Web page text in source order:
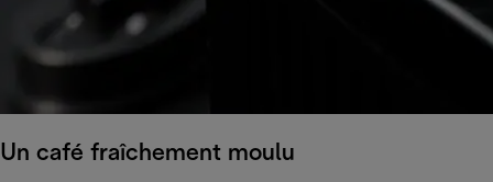
Un café fraîchement moulu